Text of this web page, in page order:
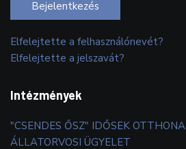
Bejelentkezés
Elfelejtette a felhasználónevét?
Elfelejtette a jelszavát?
Intézmények
"CSENDES ŐSZ" IDŐSEK OTTHONA
ÁLLATORVOSI ÜGYELET